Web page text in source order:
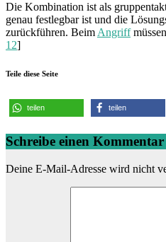
Die Kombination ist als
genau festlegbar ist und die
zurückführen. Beim Angriff
12]
Teile diese Seite
teilen teilen
Schreibe einen Kommentar
Deine E-Mail-Adresse wird nicht